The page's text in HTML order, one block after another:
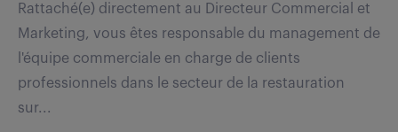
Rattaché(e) directement au Directeur Commercial et
Marketing, vous êtes responsable du management de
l'équipe commerciale en charge de clients
professionnels dans le secteur de la restauration
sur...